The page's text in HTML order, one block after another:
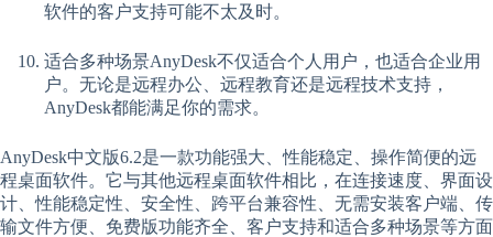
软件的客户支持可能不太及时。
适合多种场景AnyDesk不仅适合个人用户，也适合企业用
户。无论是远程办公、远程教育还是远程技术支持，
AnyDesk都能满足你的需求。
AnyDesk中文版6.2是一款功能强大、性能稳定、操作简便的远
程桌面软件。它与其他远程桌面软件相比，在连接速度、界面设
计、性能稳定性、安全性、跨平台兼容性、无需安装客户端、传
输文件方便、免费版功能齐全、客户支持和适合多种场景等方面